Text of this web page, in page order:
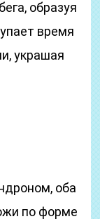
образуя
время
украшая
оба
по форме